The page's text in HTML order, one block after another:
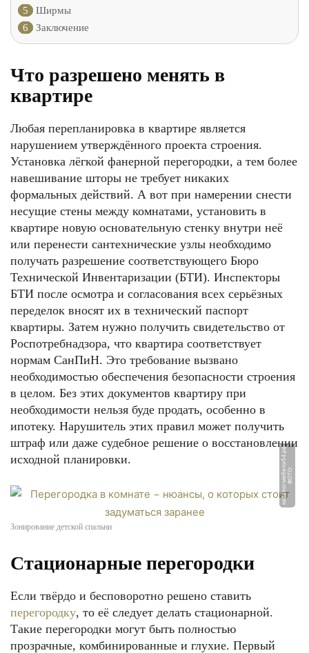
5
Ширмы
6
Заключение
Что разрешено менять в
квартире
Любая перепланировка в квартире является
нарушением утверждённого проекта строения.
Установка лёгкой фанерной перегородки, а тем более
навешивание шторы не требует никаких
формальных действий. А вот при намерении снести
несущие стены между комнатами, установить в
квартире новую основательную стенку внутри неё
или перенести сантехнические узлы необходимо
получать разрешение соответствующего Бюро
Технической Инвентаризации (БТИ). Инспекторы
БТИ после осмотра и согласования всех серьёзных
переделок вносят их в технический паспорт
квартиры. Затем нужно получить свидетельство от
Роспотребнадзора, что квартира соответствует
нормам СанПиН. Это требование вызвано
необходимостью обеспечения безопасности строения
в целом. Без этих документов квартиру при
необходимости нельзя буде продать, особенно в
ипотеку. Нарушитель этих правил может получить
штраф или даже судебное решение о восстановлении
исходной планировки.
Ф
О
Т
О:
к
а
т
а
л
о
г
м
е
б
е
л
и
5
4.
р
ф
Зонирование детской спальни
Стационарные перегородки
Если твёрдо и бесповоротно решено ставить
перегородку, то её следует делать стационарной.
Такие перегородки могут быть полностью
прозрачные, комбинированные и глухие. Первый